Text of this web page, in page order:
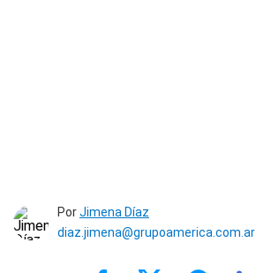
PorJimena Díaz
diaz.jimena@grupoamerica.com.ar